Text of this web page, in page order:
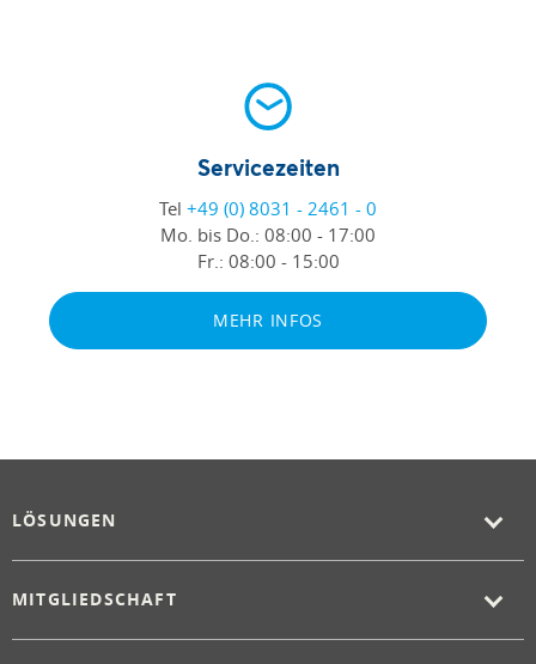
Servicezeiten
Tel +49 (0) 8031 - 2461 - 0
Mo. bis Do.: 08:00 - 17:00
Fr.: 08:00 - 15:00
MEHR INFOS
LÖSUNGEN
MITGLIEDSCHAFT